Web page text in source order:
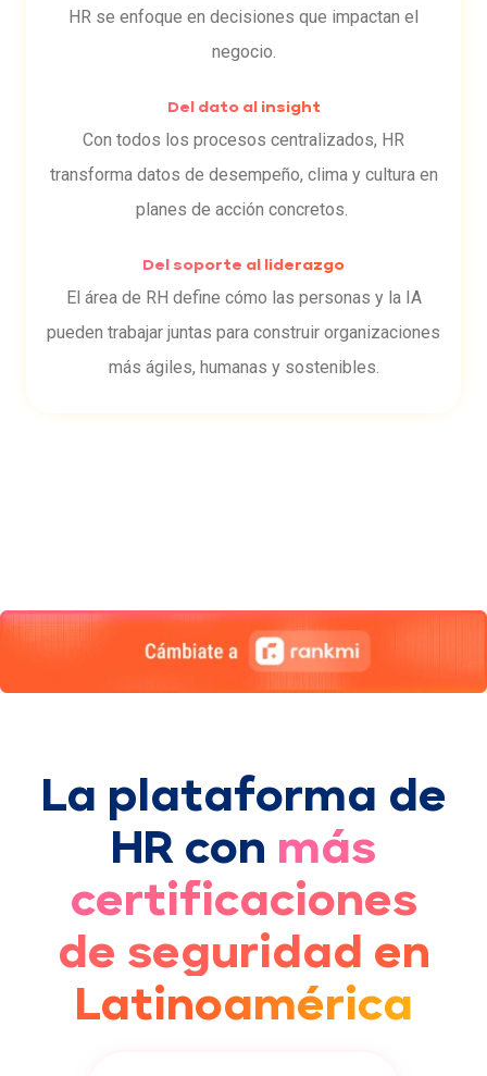
HR se enfoque en decisiones que impactan el
negocio.
Del dato al insight
Con todos los procesos centralizados, HR
transforma datos de desempeño, clima y cultura en
planes de acción concretos.
Del soporte al liderazgo
El área de RH define cómo las personas y la IA
pueden trabajar juntas para construir organizaciones
más ágiles, humanas y sostenibles.
La plataforma de
HR con más
certificaciones
de seguridad en
Latinoamérica